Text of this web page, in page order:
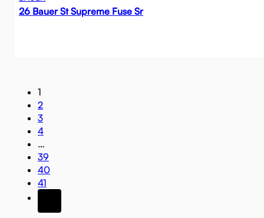
26 Bauer St Supreme Fuse Sr
1
2
3
4
…
39
40
41